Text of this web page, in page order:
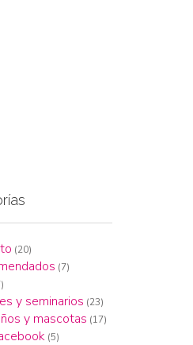
(20)
(7)
y seminarios (23)
y mascotas (17)
(5)